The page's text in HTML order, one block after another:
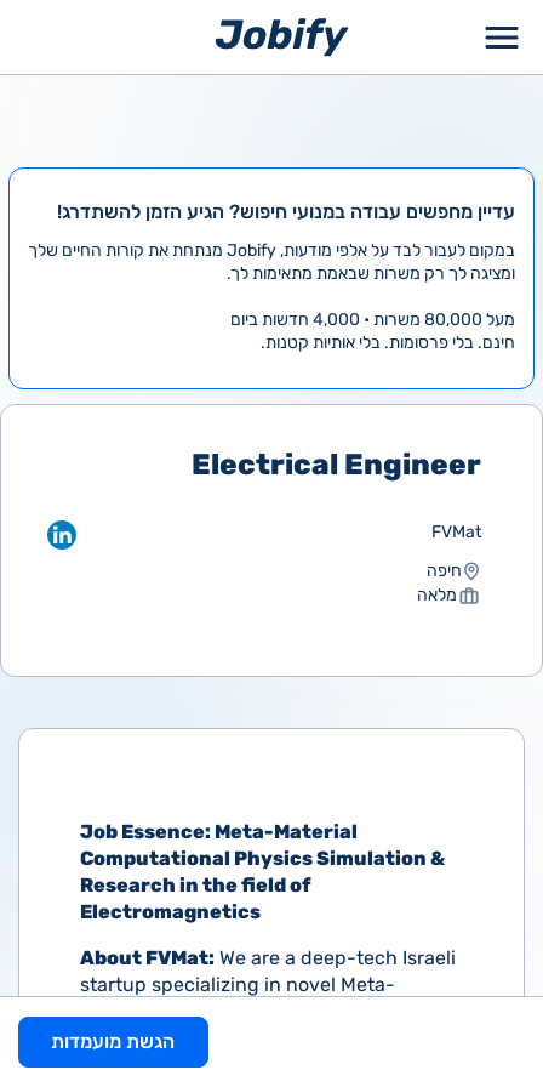
עדיין מחפשים עבודה במנועי חיפוש? הגיע הזמן להשתדרג!
במקום לעבור לבד על אלפי מודעות, Jobify מנתחת את קורות החיים שלך
ומציגה לך רק משרות שבאמת מתאימות לך.
מעל 80,000 משרות • 4,000 חדשות ביום
חינם. בלי פרסומות. בלי אותיות קטנות.
Electrical Engineer
FVMat
חיפה
מלאה
Job Essence: Meta-Material
Computational Physics Simulation &
Research in the field of
Electromagnetics
About FVMat: We are a deep-tech Israeli
startup specializing in novel Meta-
Materials for Aerospace & premium
Automotive industries. Our expertise lies
in developing computational tools for
הגשת מועמדות